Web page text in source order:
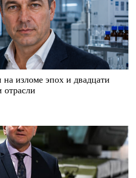
изломе эпох и двадцати
отрасли